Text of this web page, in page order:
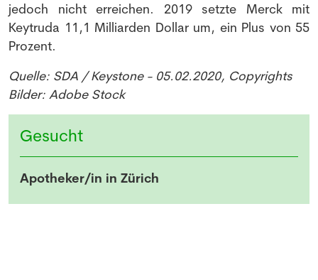
jedoch nicht erreichen. 2019 setzte Merck mit
Keytruda 11,1 Milliarden Dollar um, ein Plus von 55
Prozent.
Quelle: SDA / Keystone - 05.02.2020, Copyrights
Bilder: Adobe Stock
Gesucht
Apotheker/in in Zürich